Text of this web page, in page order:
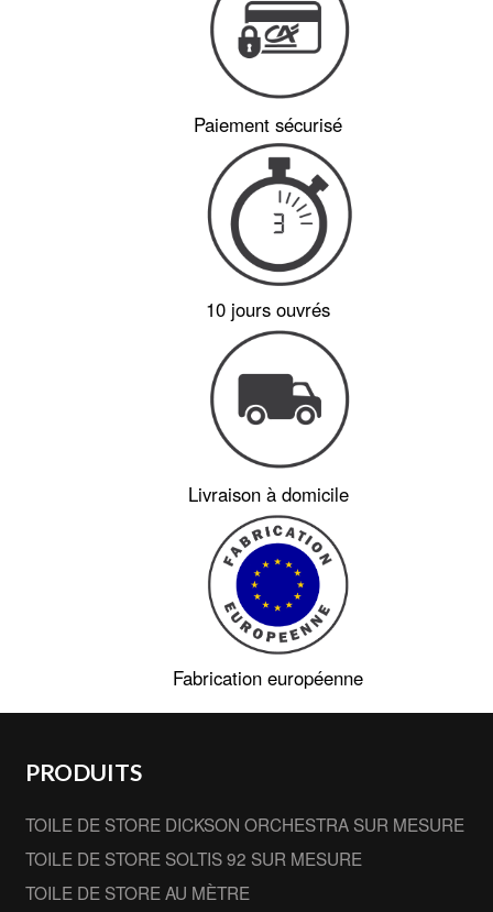
Paiement sécurisé
10 jours ouvrés
Livraison à domicile
Fabrication européenne
PRODUITS
TOILE DE STORE DICKSON ORCHESTRA SUR MESURE
TOILE DE STORE SOLTIS 92 SUR MESURE
TOILE DE STORE AU MÈTRE